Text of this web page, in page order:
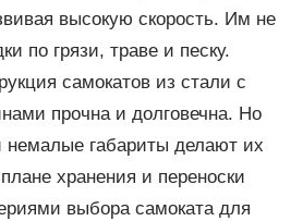
высокую скорость. Им не
по грязи, траве и песку.
самокатов из стали с
прочна и долговечна. Но
габариты делают их
хранения и переноски
выбора самоката для